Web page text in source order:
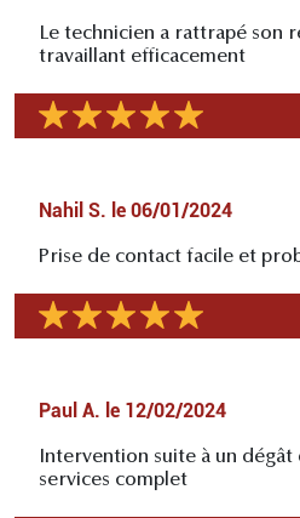
Le technicien a rattrapé son
travaillant efficacement
Nahil S. le 06/01/2024
Prise de contact facile et
Paul A. le 12/02/2024
Intervention suite à un dégât
services complet